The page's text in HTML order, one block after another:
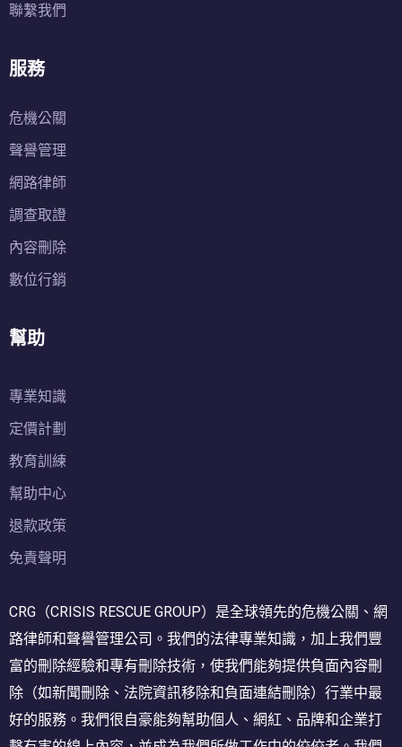
聯繫我們
服務
危機公關
聲譽管理
網路律師
調查取證
內容刪除
數位行銷
幫助
專業知識
定價計劃
教育訓練
幫助中心
退款政策
免責聲明
CRG（CRISIS RESCUE GROUP）是全球領先的危機公關、網
路律師和聲譽管理公司。我們的法律專業知識，加上我們豐
富的刪除經驗和專有刪除技術，使我們能夠提供負面內容刪
除（如新聞刪除、法院資訊移除和負面連結刪除）行業中最
好的服務。我們很自豪能夠幫助個人、網紅、品牌和企業打